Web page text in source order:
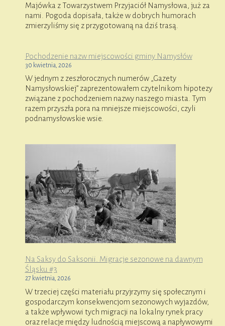
Majówka z Towarzystwem Przyjaciół Namysłowa, już za
nami. Pogoda dopisała, także w dobrych humorach
zmierzyliśmy się z przygotowaną na dziś trasą.
Pochodzenie nazw miejscowości gminy Namysłów
30 kwietnia, 2026
W jednym z zeszłorocznych numerów „Gazety
Namysłowskiej” zaprezentowałem czytelnikom hipotezy
związane z pochodzeniem nazwy naszego miasta. Tym
razem przyszła pora na mniejsze miejscowości, czyli
podnamysłowskie wsie.
Na Saksy do Saksonii. Migracje sezonowe na dawnym
Śląsku #3
27 kwietnia, 2026
W trzeciej części materiału przyjrzymy się społecznym i
gospodarczym konsekwencjom sezonowych wyjazdów,
a także wpływowi tych migracji na lokalny rynek pracy
oraz relacje między ludnością miejscową a napływowymi